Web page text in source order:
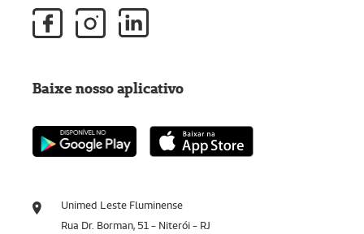
Unimed Leste Fluminense
Rua Dr. Borman, 51 - Niterói - RJ
Baixe nosso aplicativo